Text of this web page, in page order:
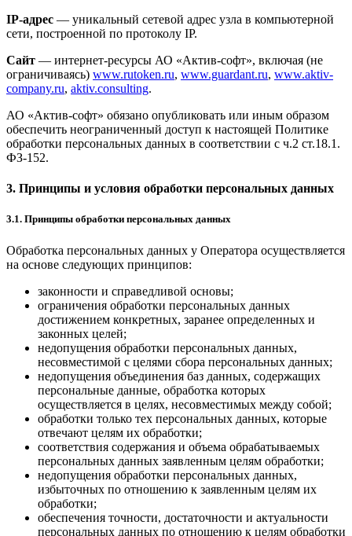
IP-адрес — уникальный сетевой адрес узла в компьютерной
сети, построенной по протоколу IP.
Сайт — интернет-ресурсы АО «Актив-софт», включая (не
ограничиваясь) www.rutoken.ru, www.guardant.ru, www.aktiv-
company.ru, aktiv.consulting.
АО «Актив-софт» обязано опубликовать или иным образом
обеспечить неограниченный доступ к настоящей Политике
обработки персональных данных в соответствии с ч.2 ст.18.1.
ФЗ-152.
3. Принципы и условия обработки персональных данных
3.1. Принципы обработки персональных данных
Обработка персональных данных у Оператора осуществляется
на основе следующих принципов:
законности и справедливой основы;
ограничения обработки персональных данных
достижением конкретных, заранее определенных и
законных целей;
недопущения обработки персональных данных,
несовместимой с целями сбора персональных данных;
недопущения объединения баз данных, содержащих
персональные данные, обработка которых
осуществляется в целях, несовместимых между собой;
обработки только тех персональных данных, которые
отвечают целям их обработки;
соответствия содержания и объема обрабатываемых
персональных данных заявленным целям обработки;
недопущения обработки персональных данных,
избыточных по отношению к заявленным целям их
обработки;
обеспечения точности, достаточности и актуальности
персональных данных по отношению к целям обработки